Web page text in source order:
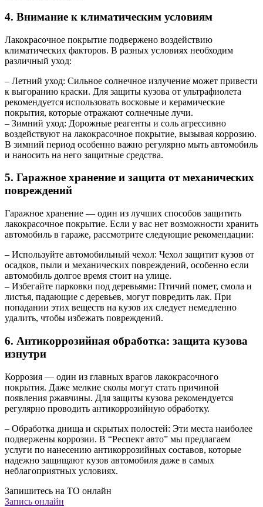
4. Внимание к климатическим условиям
Лакокрасочное покрытие подвержено воздействию
климатических факторов. В разных условиях необходим
различный уход:
– Летний уход: Сильное солнечное излучение может привести
к выгоранию краски. Для защиты кузова от ультрафиолета
рекомендуется использовать восковые и керамические
покрытия, которые отражают солнечные лучи.
– Зимний уход: Дорожные реагенты и соль агрессивно
воздействуют на лакокрасочное покрытие, вызывая коррозию.
В зимний период особенно важно регулярно мыть автомобиль
и наносить на него защитные средства.
5. Гаражное хранение и защита от механических
повреждений
Гаражное хранение — один из лучших способов защитить
лакокрасочное покрытие. Если у вас нет возможности хранить
автомобиль в гараже, рассмотрите следующие рекомендации:
– Используйте автомобильный чехол: Чехол защитит кузов от
осадков, пыли и механических повреждений, особенно если
автомобиль долгое время стоит на улице.
– Избегайте парковки под деревьями: Птичий помет, смола и
листья, падающие с деревьев, могут повредить лак. При
попадании этих веществ на кузов их следует немедленно
удалить, чтобы избежать повреждений.
6. Антикоррозийная обработка: защита кузова
изнутри
Коррозия — один из главных врагов лакокрасочного
покрытия. Даже мелкие сколы могут стать причиной
появления ржавчины. Для защиты кузова рекомендуется
регулярно проводить антикоррозийную обработку.
– Обработка днища и скрытых полостей: Эти места наиболее
подвержены коррозии. В “Респект авто” мы предлагаем
услуги по нанесению антикоррозийных составов, которые
надежно защищают кузов автомобиля даже в самых
неблагоприятных условиях.
Запишитесь на ТО онлайн
Запись онлайн